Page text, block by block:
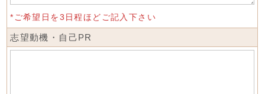
*ご希望日を3日程ほどご記入下さい
志望動機・自己PR